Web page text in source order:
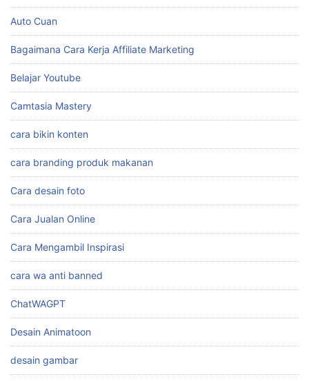
Auto Cuan
Bagaimana Cara Kerja Affiliate Marketing
Belajar Youtube
Camtasia Mastery
cara bikin konten
cara branding produk makanan
Cara desain foto
Cara Jualan Online
Cara Mengambil Inspirasi
cara wa anti banned
ChatWAGPT
Desain Animatoon
desain gambar